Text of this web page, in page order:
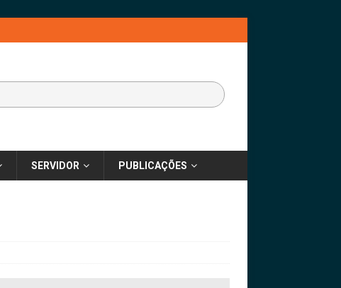
SERVIDOR PUBLICAÇÕES